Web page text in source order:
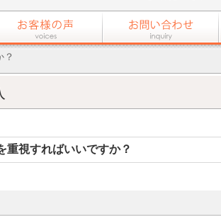
重視すればいいですか？